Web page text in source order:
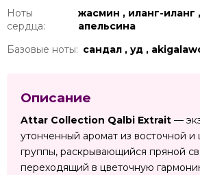
Ноты
сердца:
жасмин , иланг-иланг
апельсина
Базовые ноты: сандал , уд ,
Описание
Attar Collection Qalbi Extrait —
утонченный аромат из восточной и
группы, раскрывающийся пряной
переходящий в цветочную